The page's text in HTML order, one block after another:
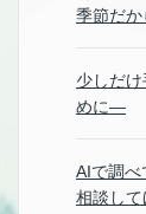
季節だ
少しだ
めに―
AIで調
相談し